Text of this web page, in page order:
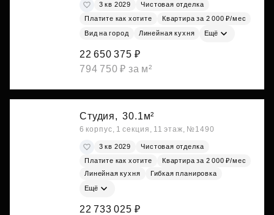
3 кв 2029
Чистовая отделка
Платите как хотите
Квартира за 2 000 ₽/мес
Вид на город Линейная кухня Ещё
22 650 375 ₽
794 750 ₽ за м²
Студия, 30.1м²
6 корпус, 1 секция, 11 этаж, №1490
3 кв 2029
Чистовая отделка
Платите как хотите
Квартира за 2 000 ₽/мес
Линейная кухня
Гибкая планировка
Ещё
22 733 025 ₽